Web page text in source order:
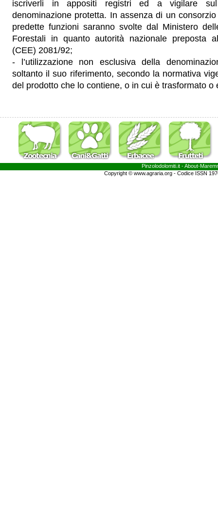
iscriverli in appositi registri ed a vigilare
denominazione protetta. In assenza di un
predette funzioni saranno svolte dal Ministero
Forestali in quanto autorità nazionale preposta
(CEE) 2081/92;
- l’utilizzazione non esclusiva della
soltanto il suo riferimento, secondo la normativa
del prodotto che lo contiene, o in cui è trasformato o
Pinzolodolomiti.it - About-
Copyright © www.agraria.org - Codice ISSN